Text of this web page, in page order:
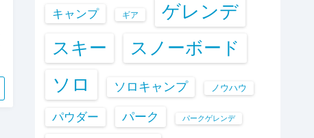
キャンプ ギア ゲレンデ
スキー スノーボード
ソロ ソロキャンプ ノウハウ
パウダー パーク パークゲレンデ